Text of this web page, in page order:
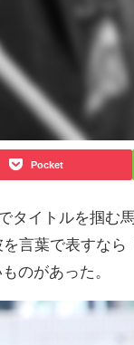
Pocket
タイトルを掴む
言葉で表すなら
のがあった。